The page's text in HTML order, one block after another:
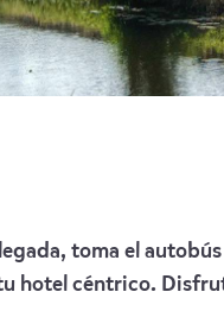
toma el
hotel céntrico.